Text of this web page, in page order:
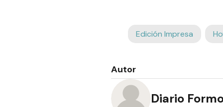
Edición Impresa
Autor
Diario